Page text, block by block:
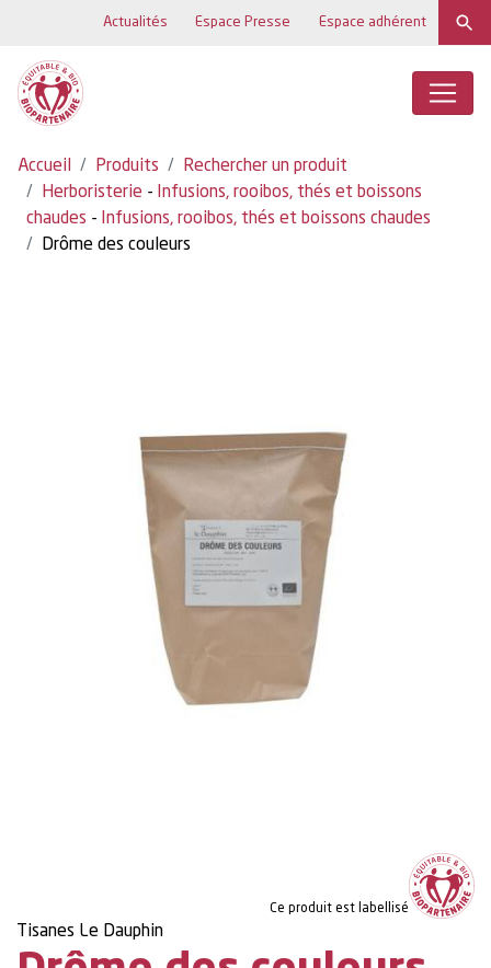
Actualités Espace Presse Espace adhérent
Accueil Produits
Rechercher un produit
Herboristerie - Infusions, rooibos, thés et boissons
chaudes - Infusions, rooibos, thés et boissons chaudes
Drôme des couleurs
Ce produit est labellisé
Tisanes Le Dauphin